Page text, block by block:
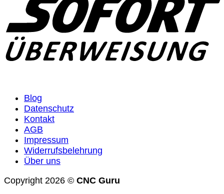
Blog
Datenschutz
Kontakt
AGB
Impressum
Widerrufsbelehrung
Über uns
Copyright 2026 © CNC Guru